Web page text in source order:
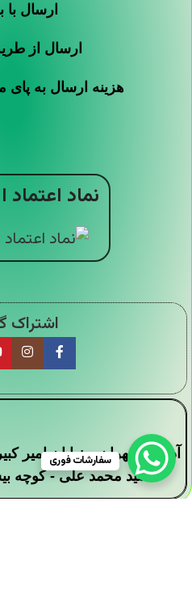
ارسال با
ارسال از
هزینه ارسال به
نماد اعتماد
اشتراک
آدرس : تهران - خیابان امیر
سید محمد علی - کوچه
سفارشات فوری